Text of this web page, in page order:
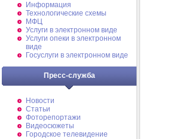
Информация
Технологические схемы
МФЦ
Услуги в электронном виде
Услуги опеки в электронном
виде
Госуслуги в электронном виде
Пресс-служба
Новости
Статьи
Фоторепортажи
Видеосюжеты
Городское телевидение